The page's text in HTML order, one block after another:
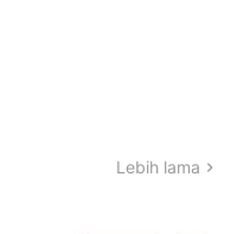
Lebih lama